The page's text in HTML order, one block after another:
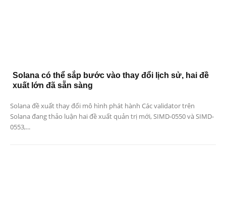
Solana có thể sắp bước vào thay đổi lịch sử, hai đề
xuất lớn đã sẵn sàng
Solana đề xuất thay đổi mô hình phát hành Các validator trên
Solana đang thảo luận hai đề xuất quản trị mới, SIMD-0550 và SIMD-
0553,...